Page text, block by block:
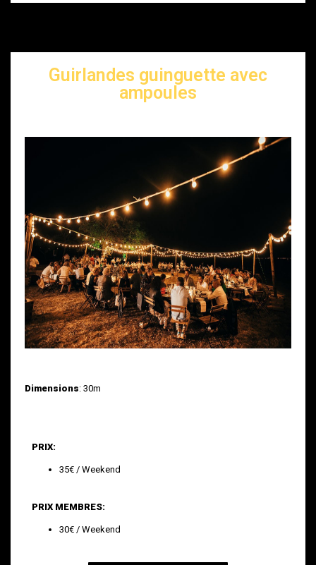
Guirlandes guinguette avec
ampoules
Dimensions: 30m
PRIX:
35€ / Weekend
PRIX MEMBRES:
30€ / Weekend